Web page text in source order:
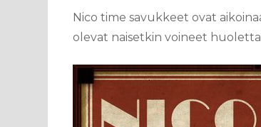
Nico time savukkeet ovat
olevat naisetkin voineet